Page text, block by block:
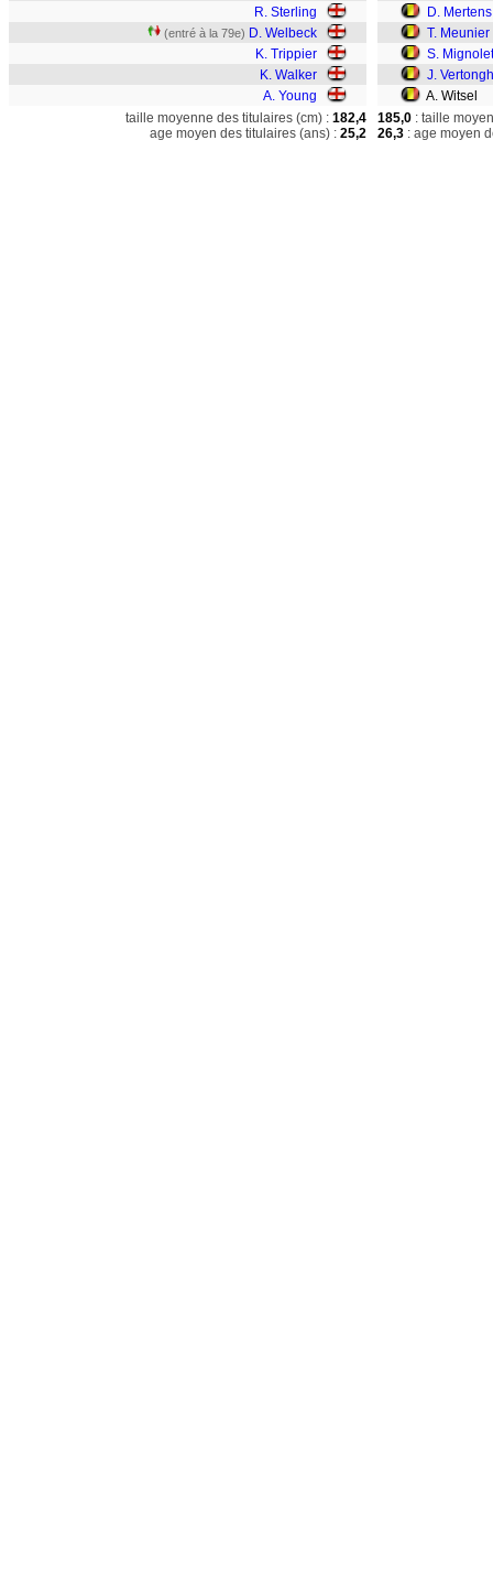
R. Sterling
(entré à la 79e) D. Welbeck
K. Trippier
K. Walker
A. Young
D. Mertens
T. Meunier
S. Mignolet
J.
A. Witsel
taille moyenne des titulaires (cm) : 182,4
age moyen des titulaires (ans) : 25,2
185,0 : taille
26,3 : age moyen